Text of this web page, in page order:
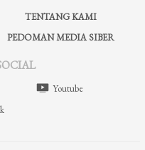
TENTANG KAMI
PEDOMAN MEDIA SIBER
Youtube